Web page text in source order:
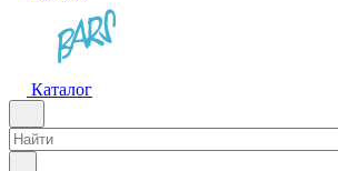
Каталог